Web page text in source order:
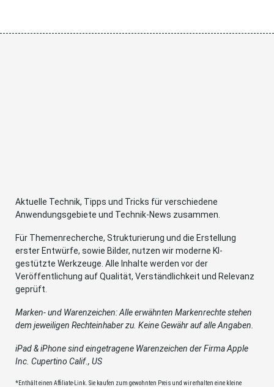
Aktuelle Technik, Tipps und Tricks für verschiedene
Anwendungsgebiete und Technik-News zusammen.
Für Themenrecherche, Strukturierung und die Erstellung
erster Entwürfe, sowie Bilder, nutzen wir moderne KI-
gestützte Werkzeuge. Alle Inhalte werden vor der
Veröffentlichung auf Qualität, Verständlichkeit und Relevanz
geprüft.
Marken- und Warenzeichen: Alle erwähnten Markenrechte stehen
dem jeweiligen Rechteinhaber zu. Keine Gewähr auf alle Angaben.
iPad & iPhone sind eingetragene Warenzeichen der Firma Apple
Inc. Cupertino Calif., US
*Enthält einen Affiliate-Link. Sie kaufen zum gewohnten Preis und wir erhalten eine kleine